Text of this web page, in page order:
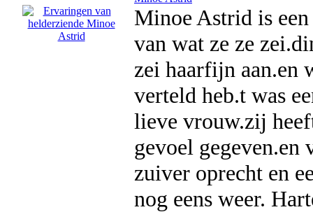
Minoe Astrid is
van wat ze ze
zei haarfijn aan.en
verteld heb.t was
lieve vrouw.zij
gevoel
zuiver oprecht en
nog eens weer.